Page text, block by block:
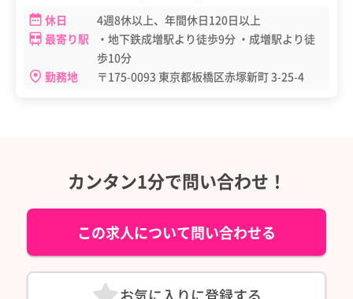
休日
4週8休以上、年間休日120日以上
最寄り駅
・地下鉄成増駅より徒歩9分 ・成増駅より徒
歩10分
勤務地
〒175-0093 東京都板橋区赤塚新町 3-25-4
カンタン1分で問い合わせ！
この求人について問い合わせる